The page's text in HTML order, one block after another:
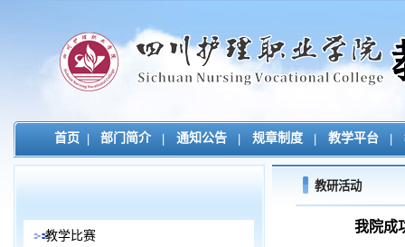
首页 | 部门简介 | 通知公告 | 规章制度 | 教学平台 |
教学比赛
教研活动
我院成